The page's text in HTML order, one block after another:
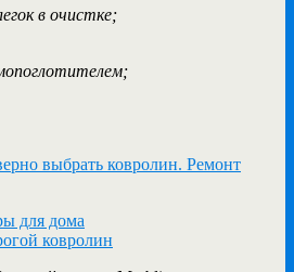
в очистке;
выбрать ковролин. Ремонт
для дома
ковролин